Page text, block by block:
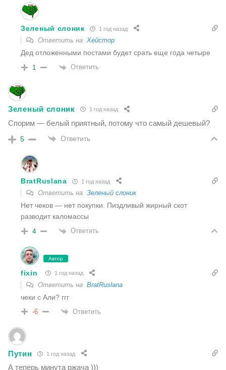
Зеленый слоник 1 год назад
Ответить на Хейстор
Дед отложенными постами будет срать еще года четыре
1 Ответить
Зеленый слоник 1 год назад
Спорим — белый приятный, потому что самый дешевый?
5 Ответить
BratRuslana 1 год назад
Ответить на Зеленый слоник
Нет чеков — нет покупки. Пиздливый жирный скот
разводит каломассы
4 Ответить
Автор
fixin 1 год назад
Ответить на BratRuslana
чеки с Али? ггг
-6 Ответить
Путин 1 год назад
А теперь минута ржача )))